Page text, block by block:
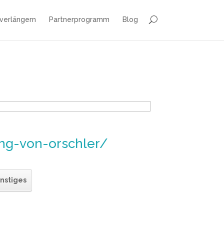
Partnerprogramm Blog
von-orschler/